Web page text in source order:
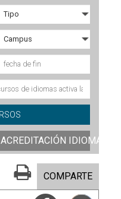
ACREDITACIÓN IDIOMAS
COMPARTE